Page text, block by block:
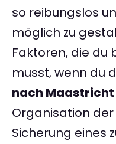
so reibungslos
möglich zu
Faktoren, die du
musst, wenn du
nach Maastricht
Organisation
Sicherung eines